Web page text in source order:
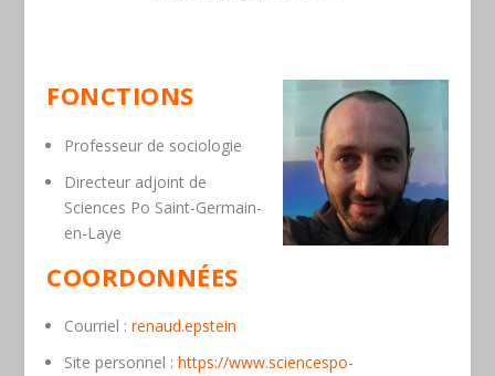
FONCTIONS
Professeur de sociologie
Directeur adjoint de
Sciences Po Saint-Germain-
en-Laye
COORDONNÉES
Courriel :renaud.epstein
Site personnel :https://www.sciencespo-